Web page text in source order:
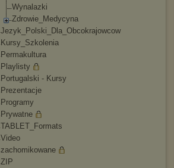
Wynalazki
Zdrowie_Medycyna
Jezyk_Polski_Dla_ Obcokrajowcow
Kursy_Szkolenia
Permakultura
Playlisty
Portugalski - Kursy
Prezentacje
Programy
Prywatne
TABLET_Formats
Video
zachomikowane
ZIP